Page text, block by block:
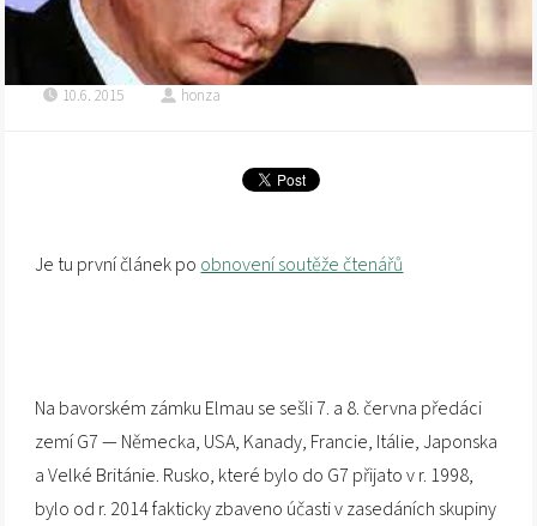
10.6. 2015 honza
Je tu první článek poobnovení soutěže čtenářů
Na bavorském zámku Elmau se sešli 7. a 8. června předáci
zemí G7 — Německa, USA, Kanady, Francie, Itálie, Japonska
a Velké Británie. Rusko, které bylo do G7 přijato v r. 1998,
bylo od r. 2014 fakticky zbaveno účasti v zasedáních skupiny